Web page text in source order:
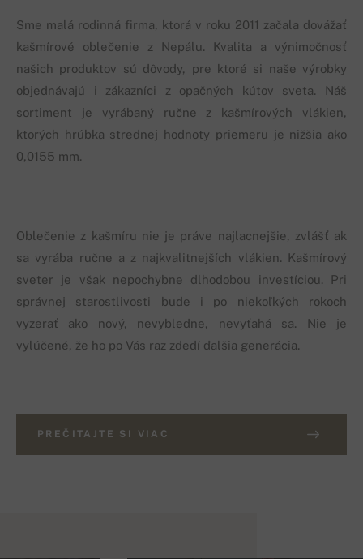
Sme malá rodinná firma, ktorá v roku 2011 začala dovážať
kašmírové oblečenie z Nepálu. Kvalita a výnimočnosť
našich produktov sú dôvody, pre ktoré si naše výrobky
objednávajú i zákazníci z opačných kútov sveta. Náš
sortiment je vyrábaný ručne z kašmírových vlákien,
ktorých hrúbka strednej hodnoty priemeru je nižšia ako
0,0155 mm.
Oblečenie z kašmíru nie je práve najlacnejšie, zvlášť ak
sa vyrába ručne a z najkvalitnejších vlákien. Kašmírový
sveter je však nepochybne dlhodobou investíciou. Pri
správnej starostlivosti bude i po niekoľkých rokoch
vyzerať ako nový, nevybledne, nevyťahá sa. Nie je
vylúčené, že ho po Vás raz zdedí ďalšia generácia.
PREČITAJTE SI VIAC